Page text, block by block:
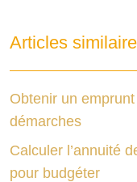
Articles
Obtenir un
démarches
Calculer l’annuité
pour budgéter